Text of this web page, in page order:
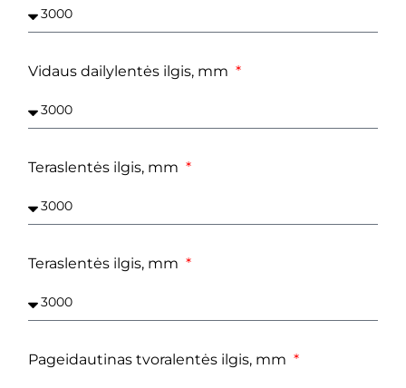
Vidaus dailylentės ilgis, mm
Teraslentės ilgis, mm
Teraslentės ilgis, mm
Pageidautinas tvoralentės ilgis, mm